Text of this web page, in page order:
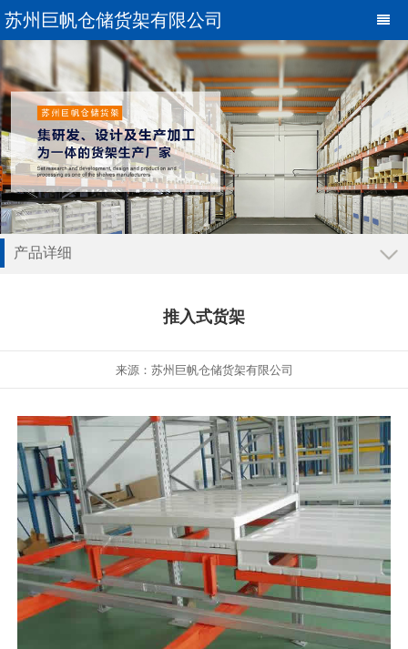
苏州巨帆仓储货架有限公司
产品详细
仓储货架系列
工位器具系列
物流容器系列
搬运设备系列
推入式货架
来源：苏州巨帆仓储货架有限公司